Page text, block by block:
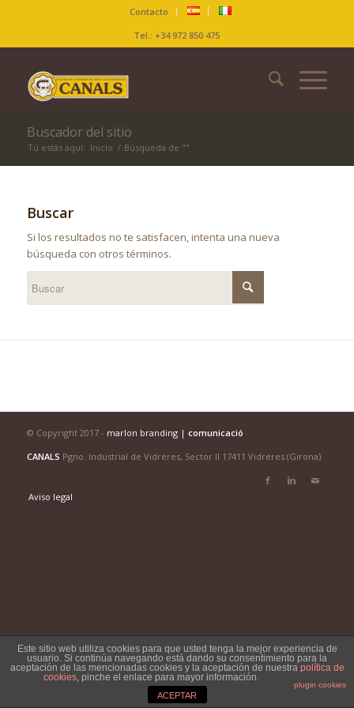
Contacto
Tel.: +34 972 850 475
Buscador del sitio
Tú estás aquí: Inicio / Búsqueda de ""
Buscar
Si los resultados no te satisfacen, intenta una nueva
búsqueda con otros términos.
© Copyright 2017 - marlon branding | comunicació
CANALS Pgno. Industrial de Vidreres, Sector II 17411 Vidreres (Girona)
Aviso legal
Este sitio web utiliza cookies para que usted tenga la mejor experiencia de
usuario. Si continúa navegando está dando su consentimiento para la
aceptación de las mencionadas cookies y la aceptación de nuestra política de
cookies, pinche el enlace para mayor información.
plugin cookies
ACEPTAR